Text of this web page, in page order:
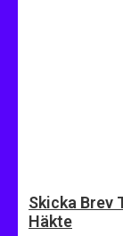
Skicka Brev
Häkte